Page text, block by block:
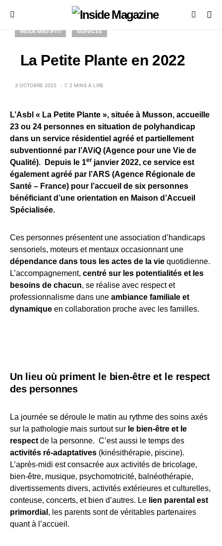
INSIDE MAG #111 SERVICES
La Petite Plante en 2022
3 OCTOBRE 2022 2 MINS À LIRE
L’Asbl « La Petite Plante », située à Musson, accueille
23 ou 24 personnes en situation de polyhandicap
dans un service résidentiel agréé et partiellement
subventionné par l’AViQ (Agence pour une Vie de
Qualité). Depuis le 1er janvier 2022, ce service est
également agréé par l’ARS (Agence Régionale de
Santé – France) pour l’accueil de six personnes
bénéficiant d’une orientation en Maison d’Accueil
Spécialisée.
Ces personnes présentent une association d’handicaps
sensoriels, moteurs et mentaux occasionnant une
dépendance dans tous les actes de la vie quotidienne.
L’accompagnement, centré sur les potentialités et les
besoins de chacun, se réalise avec respect et
professionnalisme dans une ambiance familiale et
dynamique en collaboration proche avec les familles.
Un lieu où priment le bien-être et le respect
des personnes
La journée se déroule le matin au rythme des soins axés
sur la pathologie mais surtout sur le bien-être et le
respect de la personne. C’est aussi le temps des
activités ré-adaptatives (kinésithérapie, piscine).
L’après-midi est consacrée aux activités de bricolage,
bien-être, musique, psychomotricité, balnéothérapie,
divertissements divers, activités extérieures et culturelles,
conteuse, concerts, et bien d’autres. Le lien parental est
primordial , les parents sont de véritables partenaires
quant à l’accueil.